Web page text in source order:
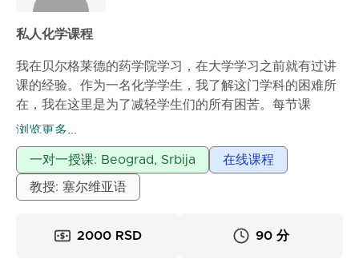
私人化学课程
我在贝尔格莱德的药学院学习，在大学学习之前就有过讲
课的经验。作为一名化学学生，我了解这门学科的困难所
在，我在这里是为了减轻学生们的所有困苦。每节课
2000第纳尔。:)
浏览更多...
一对一授课: Beograd, Srbija 在线课程
教授: 塞尔维亚语
2000 RSD 90 分